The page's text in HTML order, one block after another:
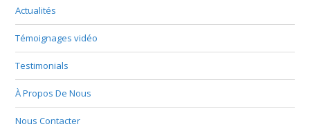
Actualités
Témoignages vidéo
Testimonials
À Propos De Nous
Nous Contacter